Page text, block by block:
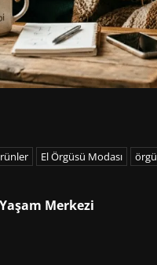
El Örgüsü Modası örgü
Merkezi